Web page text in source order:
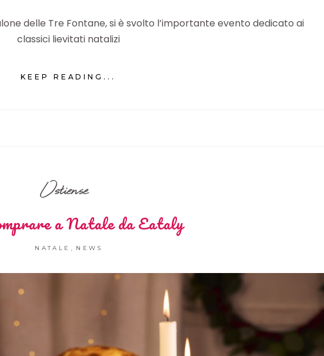
delle Tre Fontane, si è svolto l’importante evento dedicato ai
classici lievitati natalizi
KEEP READING...
Ostiense
a Natale da Eataly
NATALE NEWS